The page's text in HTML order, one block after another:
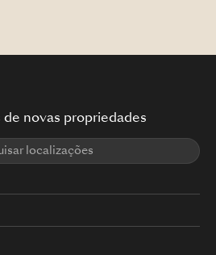
de novas propriedades